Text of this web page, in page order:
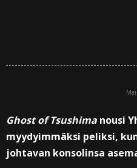
Ghost of Tsushima nousi
myydyimmäksi peliksi,
johtavan konsolinsa